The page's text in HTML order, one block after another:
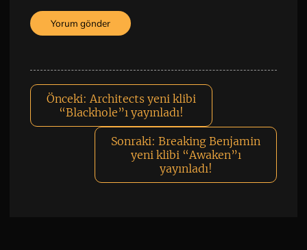
Önceki: Architects yeni klibi
“Blackhole”ı yayınladı!
Sonraki: Breaking Benjamin
yeni klibi “Awaken”ı
yayınladı!